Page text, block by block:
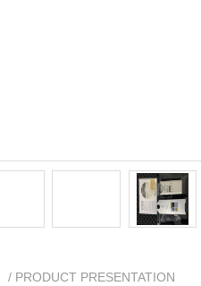
/ PRODUCT PRESENTATION